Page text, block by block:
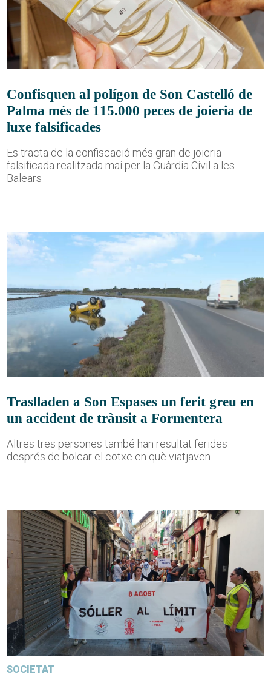
Confisquen al polígon de Son Castelló de
Palma més de 115.000 peces de joieria de
luxe falsificades
Es tracta de la confiscació més gran de joieria
falsificada realitzada mai per la Guàrdia Civil a les
Balears
Traslladen a Son Espases un ferit greu en
un accident de trànsit a Formentera
Altres tres persones també han resultat ferides
després de bolcar el cotxe en què viatjaven
SOCIETAT